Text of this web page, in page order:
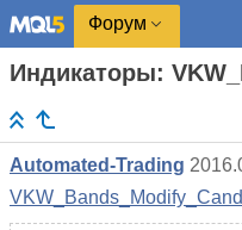
Форум
Индикаторы:
Automated-Trading